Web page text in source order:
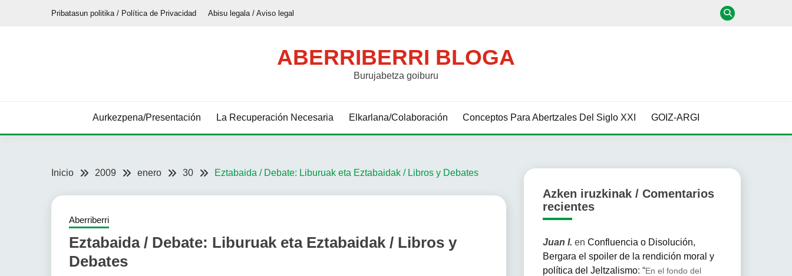
Pribatasun politika / Política de Privacidad Abisu legala / Aviso legal
ABERRIBERRI BLOGA
Burujabetza goiburu
Aurkezpena/Presentación La Recuperación Necesaria Elkarlana/Colaboración Conceptos Para Abertzales Del Siglo XXI GOIZ-ARGI
Inicio 2009 enero 30 Eztabaida / Debate: Liburuak eta Eztabaidak / Libros y Debates
Aberriberri
Eztabaida / Debate: Liburuak eta Eztabaidak / Libros y
Debates
Azken iruzkinak / Comentarios
recientes
Juan I. en Confluencia o Disolución,
Bergara el spoiler de la rendición moral y
política del Jeltzalismo: “En el fondo del